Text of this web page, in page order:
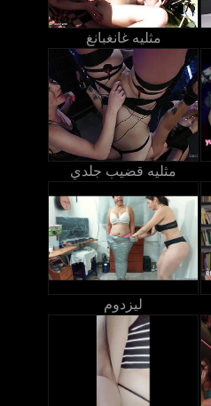
مثليه غانغبانغ
مثليه قضيب جلدي
ليزدوم